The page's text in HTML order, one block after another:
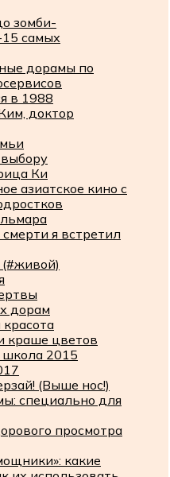
зомби-
15 самых
дорамы по
в 1988
доктор
Ки
азиатское кино с
я встретил
дорам
красота
краше цветов
2015
(Выше нос!)
специально для
просмотра
какие